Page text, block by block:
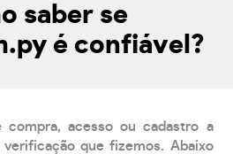
saber se
é confiável?
compra, acesso ou cadastro a
que fizemos. Abaixo